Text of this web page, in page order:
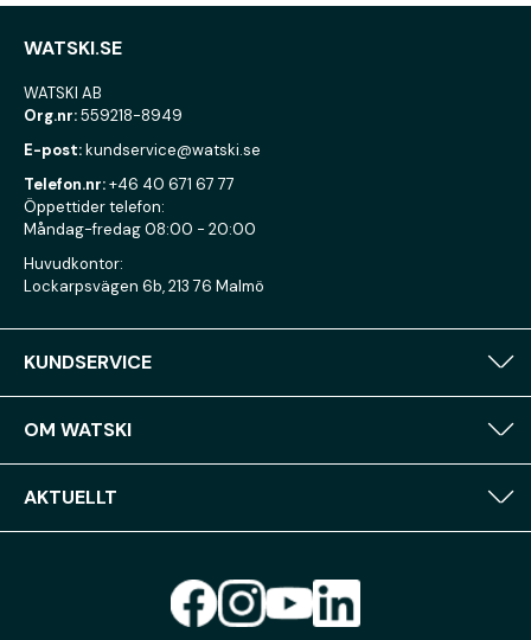
WATSKI.SE
WATSKI AB
Org.nr:559218-8949
E-post:kundservice@watski.se
Telefon.nr:+46 40 671 67 77
Öppettider telefon:
Måndag-fredag 08:00 - 20:00
Huvudkontor:
Lockarpsvägen 6b, 213 76 Malmö
KUNDSERVICE
OM WATSKI
AKTUELLT